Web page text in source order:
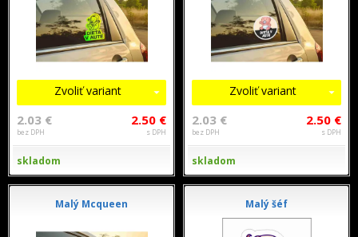
Zvoliť variant
2.03 €
bez DPH
2.50 €
s DPH
skladom
Zvoliť variant
2.03 €
bez DPH
2.50 €
s DPH
skladom
Malý Mcqueen Malý šéf